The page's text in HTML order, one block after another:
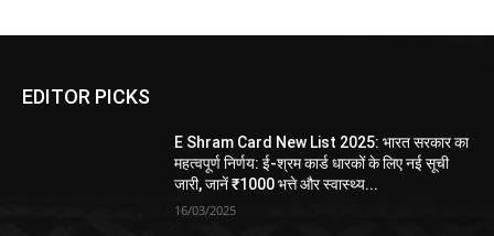
EDITOR PICKS
E Shram Card New List 2025: भारत सरकार का
महत्वपूर्ण निर्णय: ई-श्रम कार्ड धारकों के लिए नई सूची
जारी, जानें ₹1000 भत्ते और स्वास्थ्य...
16/03/2025